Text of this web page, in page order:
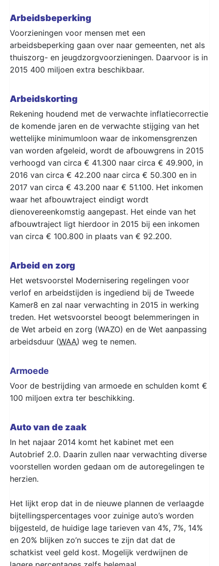
Arbeidsbeperking
Voorzieningen voor mensen met een
arbeidsbeperking gaan over naar gemeenten, net als
thuiszorg- en jeugdzorgvoorzieningen. Daarvoor is in
2015 400 miljoen extra beschikbaar.
Arbeidskorting
Rekening houdend met de verwachte inflatiecorrectie
de komende jaren en de verwachte stijging van het
wettelijke minimumloon waar de inkomensgrenzen
van worden afgeleid, wordt de afbouwgrens in 2015
verhoogd van circa € 41.300 naar circa € 49.900, in
2016 van circa € 42.200 naar circa € 50.300 en in
2017 van circa € 43.200 naar € 51.100. Het inkomen
waar het afbouwtraject eindigt wordt
dienovereenkomstig aangepast. Het einde van het
afbouwtraject ligt hierdoor in 2015 bij een inkomen
van circa € 100.800 in plaats van € 92.200.
Arbeid en zorg
Het wetsvoorstel Modernisering regelingen voor
verlof en arbeidstijden is ingediend bij de Tweede
Kamer8 en zal naar verwachting in 2015 in werking
treden. Het wetsvoorstel beoogt belemmeringen in
de Wet arbeid en zorg (WAZO) en de Wet aanpassing
arbeidsduur (WAA) weg te nemen.
Armoede
Voor de bestrijding van armoede en schulden komt €
100 miljoen extra ter beschikking.
Auto van de zaak
In het najaar 2014 komt het kabinet met een
Autobrief 2.0. Daarin zullen naar verwachting diverse
voorstellen worden gedaan om de autoregelingen te
herzien.
Het lijkt erop dat in de nieuwe plannen de verlaagde
bijtellingspercentages voor zuinige auto’s worden
bijgesteld, de huidige lage tarieven van 4%, 7%, 14%
en 20% blijken zo’n succes te zijn dat dat de
schatkist veel geld kost. Mogelijk verdwijnen de